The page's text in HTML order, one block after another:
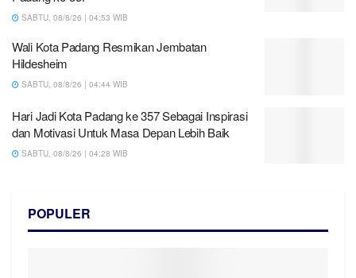
SABTU, 08/8/26 | 04:53 WIB
Wali Kota Padang Resmikan Jembatan
Hildesheim
SABTU, 08/8/26 | 04:44 WIB
Hari Jadi Kota Padang ke 357 Sebagai Inspirasi
dan Motivasi Untuk Masa Depan Lebih Baik
SABTU, 08/8/26 | 04:28 WIB
POPULER